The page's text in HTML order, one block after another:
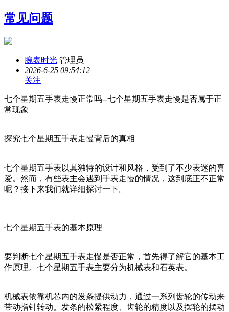
常见问题
腕表时光 管理员
2026-6-25 09:54:12
关注
七个星期五手表走慢正常吗--七个星期五手表走慢是否属于正
常现象
探究七个星期五手表走慢背后的真相
七个星期五手表以其独特的设计和风格，受到了不少表迷的喜
爱。然而，有些表主会遇到手表走慢的情况，这到底正不正常
呢？接下来我们就详细探讨一下。
七个星期五手表的基本原理
要判断七个星期五手表走慢是否正常，首先得了解它的基本工
作原理。七个星期五手表主要分为机械表和石英表。
机械表依靠机芯内的发条提供动力，通过一系列齿轮的传动来
带动指针转动。发条的松紧程度、齿轮的精度以及摆轮的摆动